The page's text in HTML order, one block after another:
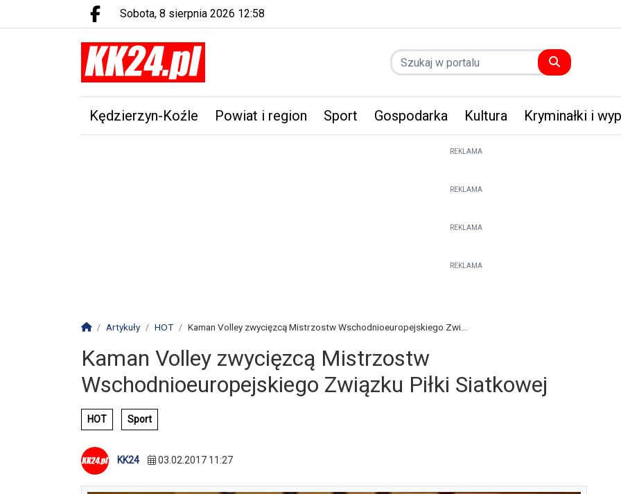
Facebook.com
sobota, 8 sierpnia 2026 12:58
Kędzierzyn-Koźle Powiat i region Sport Gospodarka Kultura Kryminałki i
REKLAMA
REKLAMA
REKLAMA
REKLAMA
Strona główna
Artykuły HOT Kaman Volley zwycięzcą Mistrzostw Wschodnioeuropejskiego Zwi...
Kaman Volley zwycięzcą Mistrzostw
Wschodnioeuropejskiego Związku Piłki Siatkowej
HOT Sport
KK24 03.02.2017 11:27